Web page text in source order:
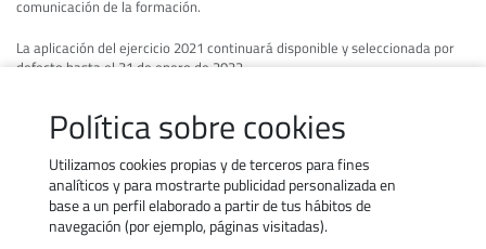
Política sobre cookies
Utilizamos cookies propias y de terceros para fines
analíticos y para mostrarte publicidad personalizada en
base a un perfil elaborado a partir de tus hábitos de
navegación (por ejemplo, páginas visitadas).
comunicación de la formación.
La aplicación del ejercicio 2021 continuará disponible y seleccionada por
defecto hasta el 31 de enero de 2022.
Ver video novedades 2022